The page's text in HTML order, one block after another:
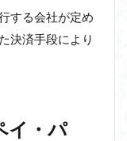
する会社が定め
決済手段により
イ・パ